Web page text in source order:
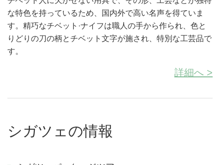
な特色を持っているため、国内外で高い名声を得ていま
す。精巧なチベット·ナイフは職人の手から作られ、色と
りどりの刀の柄とチベット文字が施され、特別な工芸品で
す。
詳細へ >
シガツェの情報